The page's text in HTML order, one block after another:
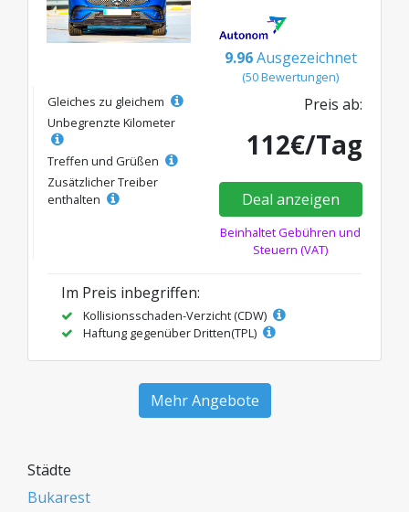
9.96 Ausgezeichnet
(50 Bewertungen)
Gleiches zu gleichem
Unbegrenzte Kilometer
Treffen und Grüßen
Zusätzlicher Treiber
enthalten
Preis ab:
112€/Tag
Deal anzeigen
Beinhaltet Gebühren und
Steuern (VAT)
Im Preis inbegriffen:
Kollisionsschaden-Verzicht (CDW)
Haftung gegenüber Dritten(TPL)
Mehr Angebote
Städte
Bukarest